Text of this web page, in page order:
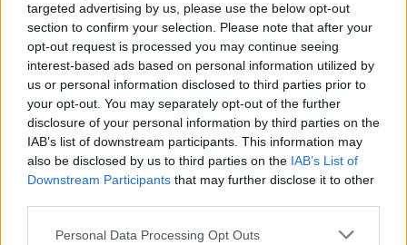
targeted advertising by us, please use the below opt-out
section to confirm your selection. Please note that after your
opt-out request is processed you may continue seeing
interest-based ads based on personal information utilized by
us or personal information disclosed to third parties prior to
your opt-out. You may separately opt-out of the further
disclosure of your personal information by third parties on the
IAB’s list of downstream participants. This information may
also be disclosed by us to third parties on the IAB’s List of
Downstream Participants that may further disclose it to other
Personal Data Processing Opt Outs
PUÒ INTERESSARTI ANCHE